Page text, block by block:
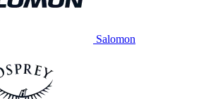
Salomon